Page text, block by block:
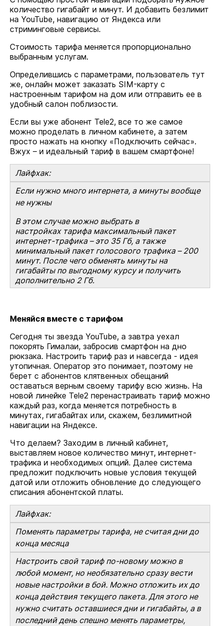
количество гигабайт и минут. И добавить безлимит
на YouTube, навигацию от Яндекса или
стриминговые сервисы.
Стоимость тарифа меняется пропорционально
выбранным услугам.
Определившись с параметрами, пользователь тут
же, онлайн может заказать SIM-карту с
настроенным тарифом на дом или отправить ее в
удобный салон поблизости.
Если вы уже абонент Tele2, все то же самое
можно проделать в личном кабинете, а затем
просто нажать на кнопку «Подключить сейчас».
Вжух – и идеальный тариф в вашем смартфоне!
Лайфхак:
Если нужно много интернета, а минуты вообще
не нужны
В этом случае можно выбрать в
настройках тарифа максимальный пакет
интернет-трафика – это 35 Гб, а также
минимальный пакет голосового трафика – 200
минут. После чего обменять минуты на
гигабайты по выгодному курсу и получить
дополнительно 2 Гб.
Меняйся вместе с тарифом
Сегодня ты звезда YouTube, а завтра уехал
покорять Гималаи, забросив смартфон на дно
рюкзака. Настроить тариф раз и навсегда - идея
утопичная. Оператор это понимает, поэтому не
берет с абонентов клятвенных обещаний
оставаться верным своему тарифу всю жизнь. На
новой линейке Tele2 перенастраивать тариф можно
каждый раз, когда меняется потребность в
минутах, гигабайтах или, скажем, безлимитной
навигации на Яндексе.
Что делаем? Заходим в личный кабинет,
выставляем новое количество минут, интернет-
трафика и необходимых опций. Далее система
предложит подключить новые условия текущей
датой или отложить обновление до следующего
списания абонентской платы.
Лайфхак:
Поменять параметры тарифа, не считая дни до
конца месяца
Настроить свой тариф по-новому можно в
любой момент, но необязательно сразу вести
новые настройки в бой. Можно отложить их до
конца действия текущего пакета. Для этого не
нужно считать оставшиеся дни и гигабайты, а в
последний день спешно менять параметры,